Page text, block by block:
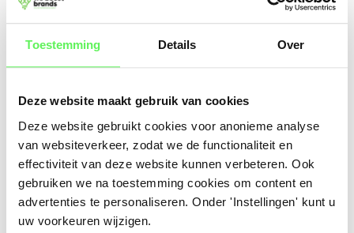
Toestemming Details Over
Deze website maakt gebruik van cookies
Deze website gebruikt cookies voor anonieme analyse
van websiteverkeer, zodat we de functionaliteit en
effectiviteit van deze website kunnen verbeteren. Ook
gebruiken we na toestemming cookies om content en
advertenties te personaliseren. Onder 'Instellingen' kunt u
uw voorkeuren wijzigen.
organische positie.
opschalen. Door data actief te analyseren – zoals
conversieratio, klikprijzen en retourpercentages –
stuur je continu bij en haal je meer rendement uit
hetzelfde assortiment. Wie marketplaces
strategisch inzet, ziet ze niet als losse